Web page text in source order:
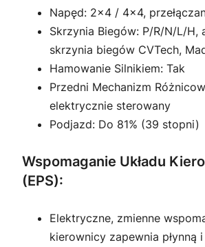
Napęd: 2×4 / 4×4,
Skrzynia Biegów: P/R/N/L/H,
skrzynia biegów CVTech,
Hamowanie Silnikiem: Tak
Przedni Mechanizm
elektrycznie sterowany
Podjazd: Do 81% (39 stopni)
Wspomaganie Układu
(EPS):
Elektryczne, zmienne
kierownicy zapewnia płynną